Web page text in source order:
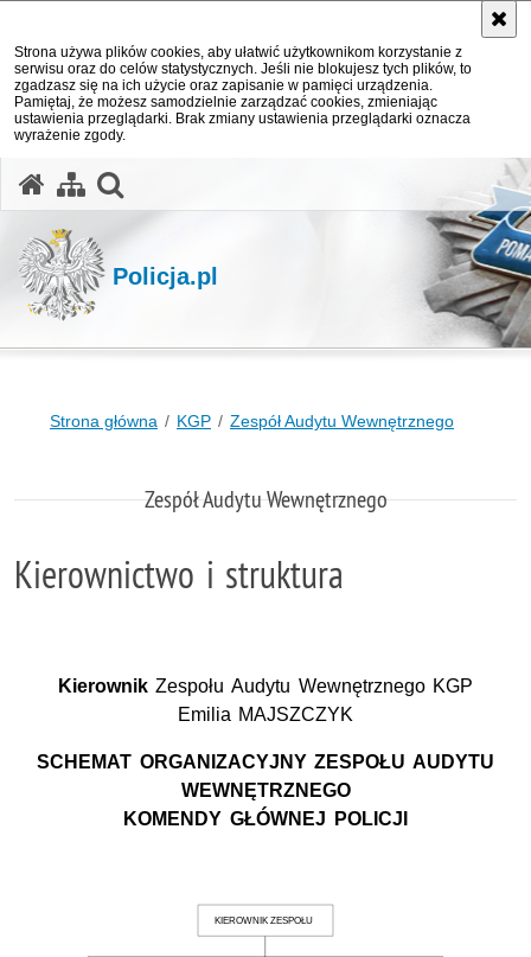
Strona używa plików cookies, aby ułatwić użytkownikom korzystanie z
serwisu oraz do celów statystycznych. Jeśli nie blokujesz tych plików, to
zgadzasz się na ich użycie oraz zapisanie w pamięci urządzenia.
Pamiętaj, że możesz samodzielnie zarządzać cookies, zmieniając
ustawienia przeglądarki. Brak zmiany ustawienia przeglądarki oznacza
wyrażenie zgody.
Policja.pl
Strona główna KGP Zespół Audytu Wewnętrznego
Zespół Audytu Wewnętrznego
Kierownictwo i struktura
KierownikZespołu Audytu Wewnętrznego KGP
Emilia MAJSZCZYK
SCHEMAT ORGANIZACYJNY ZESPOŁU AUDYTU
WEWNĘTRZNEGO
KOMENDY GŁÓWNEJ POLICJI